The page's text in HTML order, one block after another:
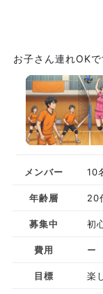
お子さん連れOKで
メンバー 10
年齢層 20
募集中 初
費用 ー
目標 楽